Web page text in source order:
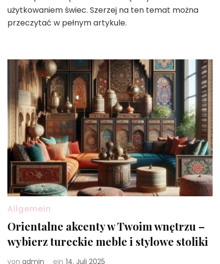
użytkowaniem świec. Szerzej na ten temat można
przeczytać w pełnym artykule.
Allgemein
Orientalne akcenty w Twoim wnętrzu –
wybierz tureckie meble i stylowe stoliki
von admin ein 14. Juli 2025